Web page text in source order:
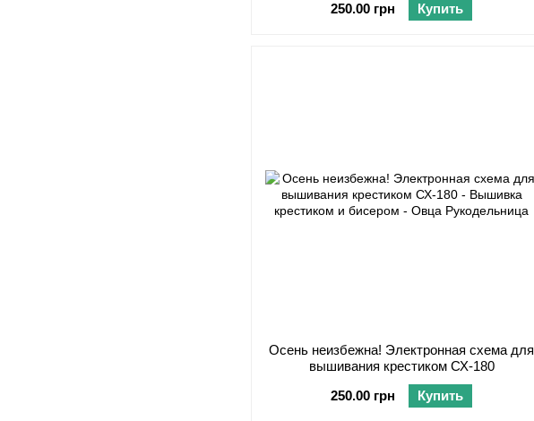
250.00 грн
Купить
Осень неизбежна! Электронная схема для
вышивания крестиком СХ-180
250.00 грн
Купить